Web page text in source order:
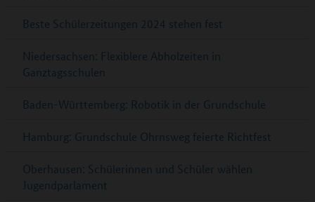
Beste Schülerzeitungen 2024 stehen fest
Niedersachsen: Flexiblere Abholzeiten in
Ganztagsschulen
Baden-Württemberg: Robotik in der Grundschule
Hamburg: Grundschule Ohrnsweg feierte Richtfest
Oberhausen: Schülerinnen und Schüler wählen
Jugendparlament